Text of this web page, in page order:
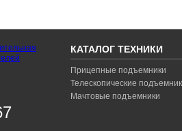
КАТАЛОГ ТЕХНИКИ
Прицепные подъемники
Телескопические
Мачтовые подъемники